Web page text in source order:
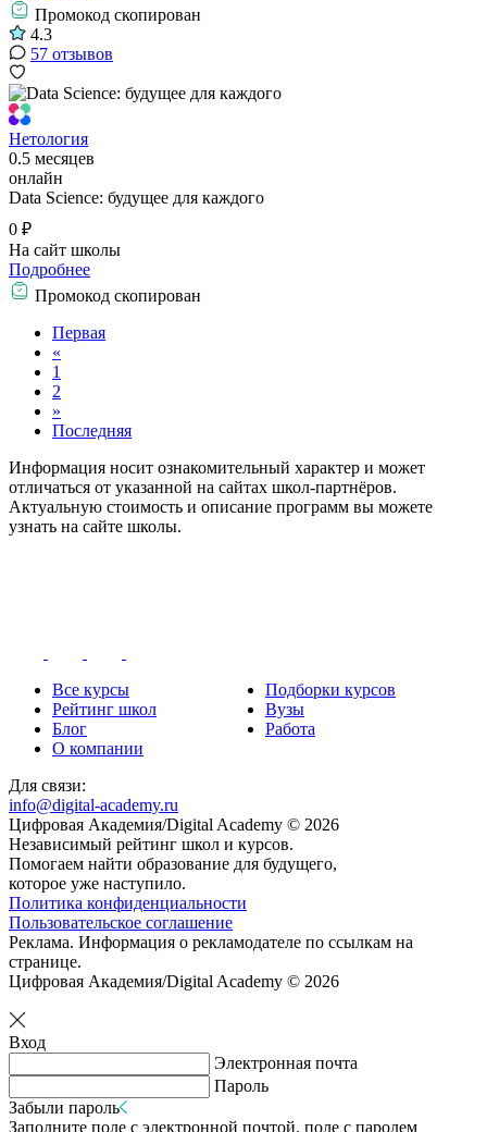
Промокод скопирован
4.3
57 отзывов
Нетология
0.5 месяцев
онлайн
Data Science: будущее для каждого
0 ₽
На сайт школы
Подробнее
Промокод скопирован
Первая
«
1
2
»
Последняя
Информация носит ознакомительный характер и может
отличаться от указанной на сайтах школ-партнёров.
Актуальную стоимость и описание программ вы можете
узнать на сайте школы.
Все курсы
Подборки курсов
Рейтинг школ
Вузы
Блог
Работа
О компании
Для связи:
info@digital-academy.ru
Цифровая Академия/Digital Academy © 2026
Независимый рейтинг школ и курсов.
Помогаем найти образование для будущего,
которое уже наступило.
Политика конфиденциальности
Пользовательское соглашение
Реклама. Информация о рекламодателе по ссылкам на
странице.
Цифровая Академия/Digital Academy © 2026
Вход
Электронная почта
Пароль
Забыли пароль
Заполните поле с электронной почтой, поле с паролем